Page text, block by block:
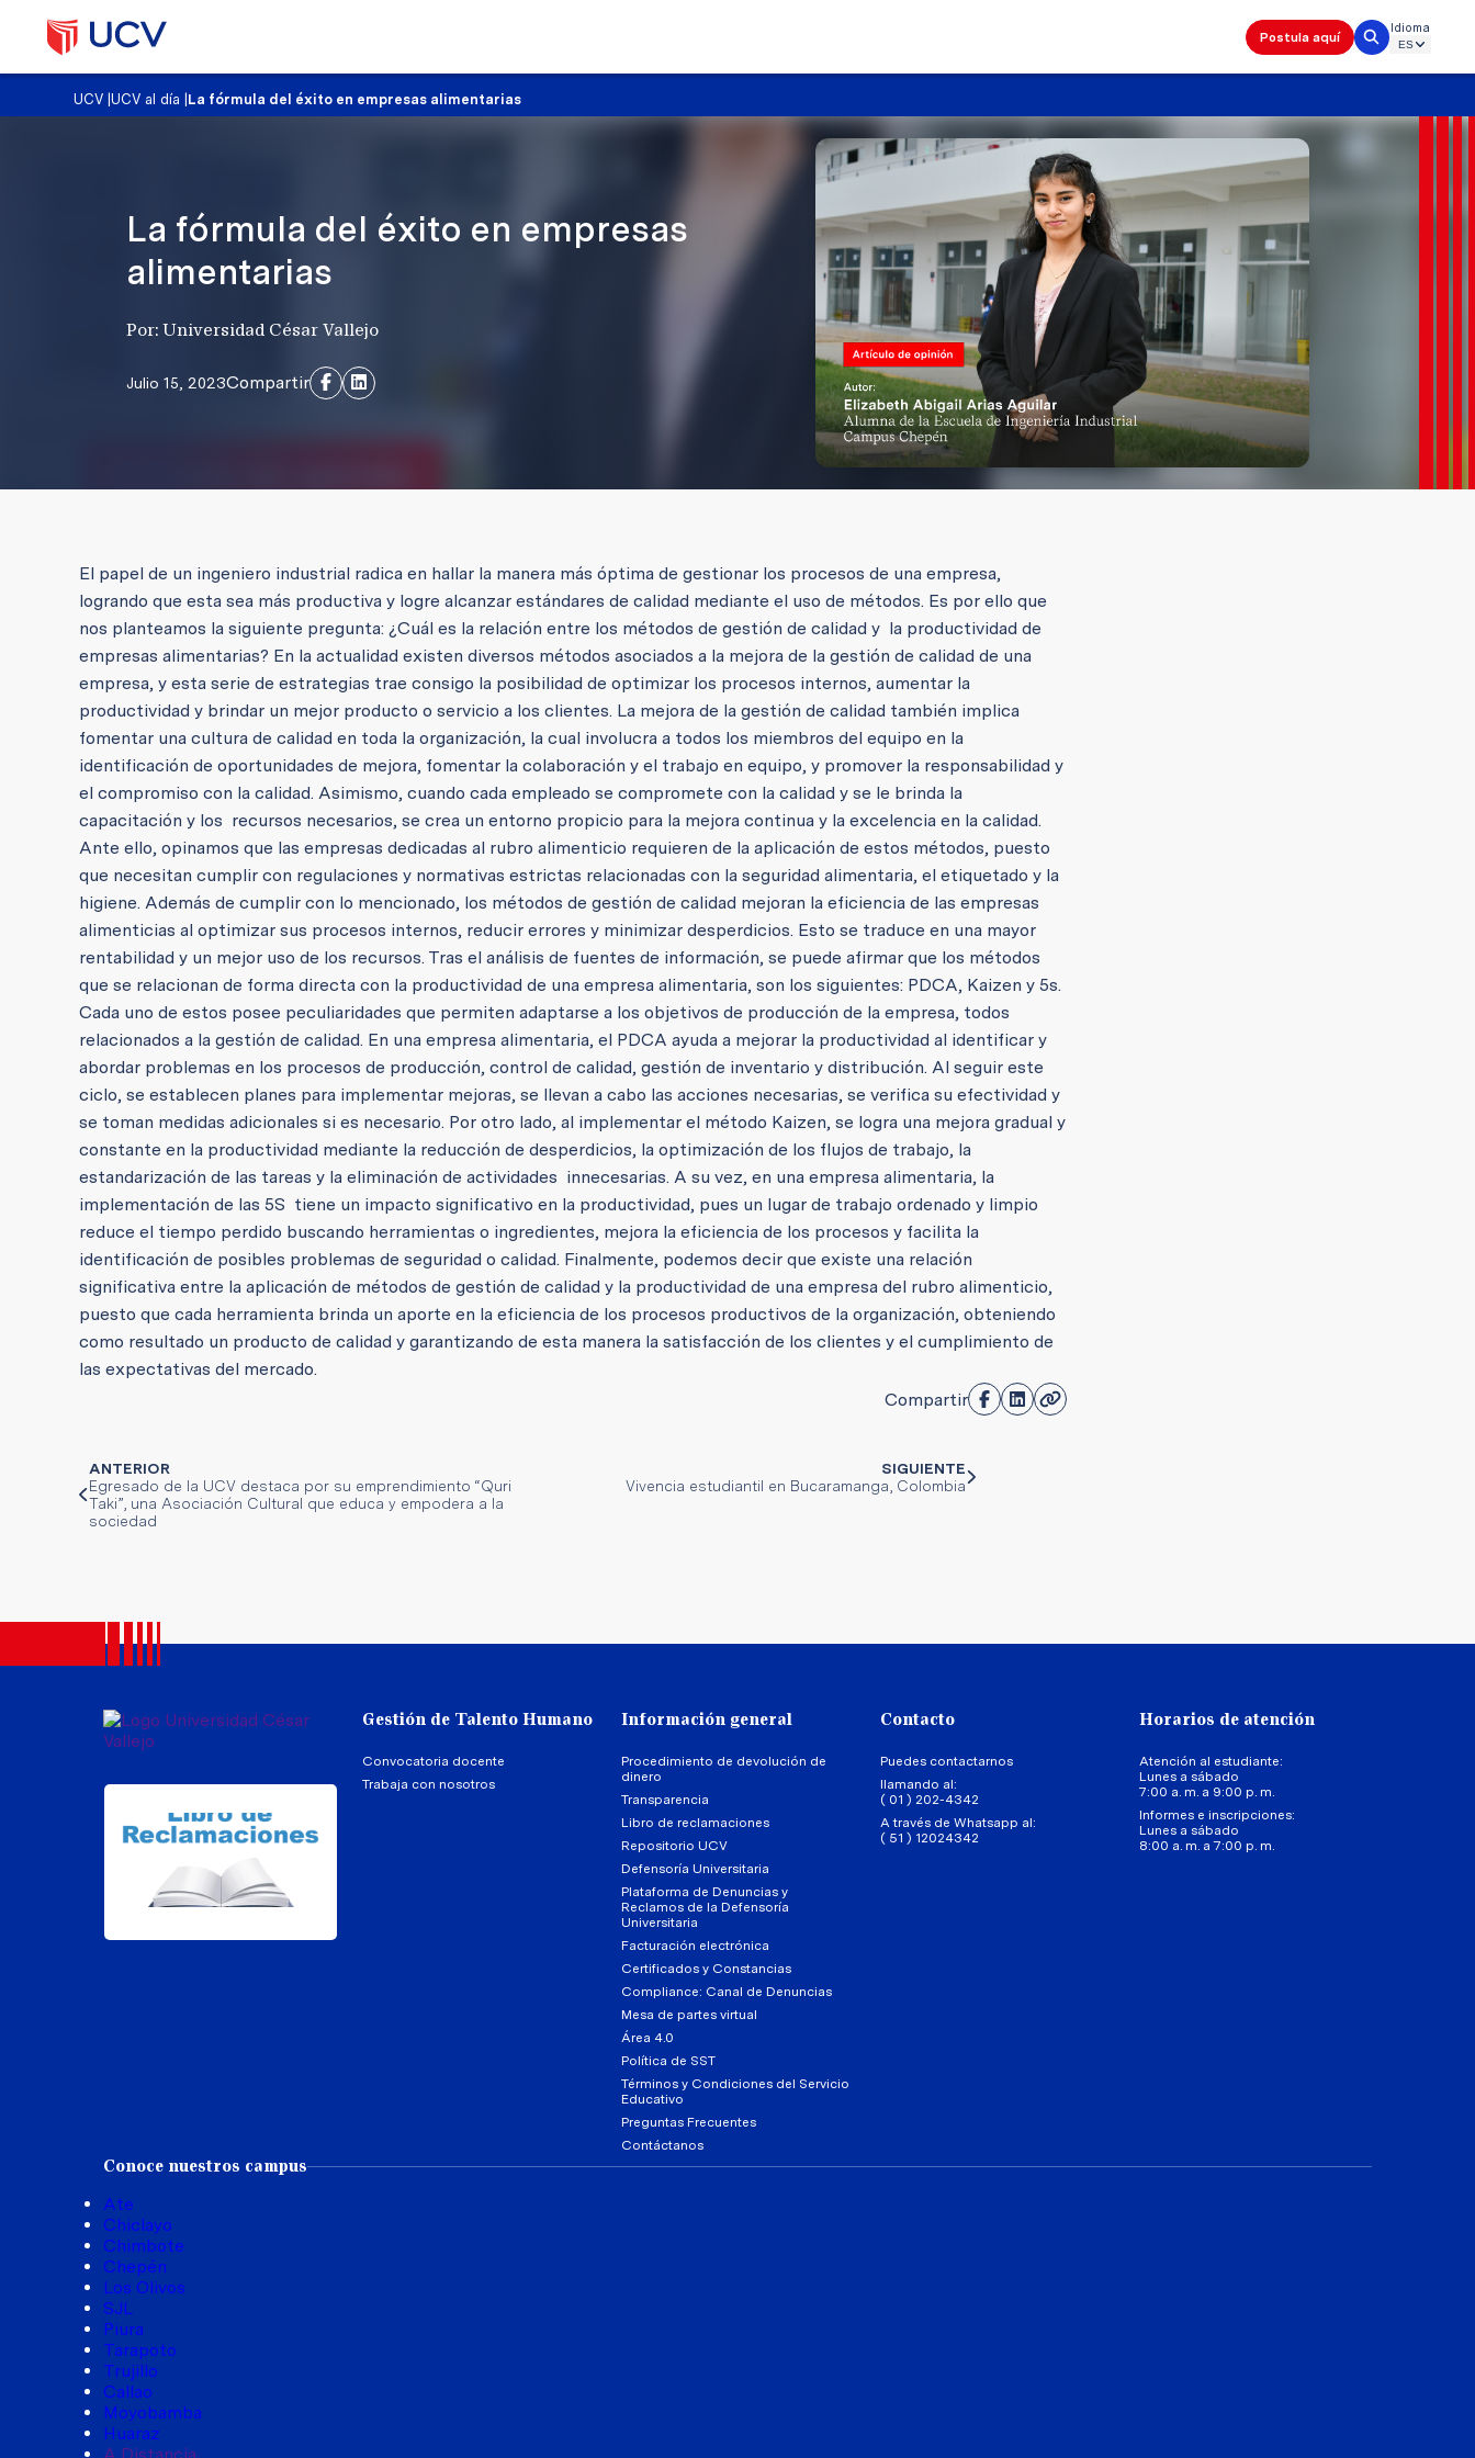
Postula aquí
Idioma
UCV |UCV al día La fórmula del éxito en empresas alimentarias
La fórmula del éxito en empresas
alimentarias
Por: Universidad César Vallejo
Julio 15, 2023Compartir
El papel de un ingeniero industrial radica en hallar la manera más óptima de gestionar los procesos de una empresa,
logrando que esta sea más productiva y logre alcanzar estándares de calidad mediante el uso de métodos. Es por ello que
nos planteamos la siguiente pregunta: ¿Cuál es la relación entre los métodos de gestión de calidad y la productividad de
empresas alimentarias? En la actualidad existen diversos métodos asociados a la mejora de la gestión de calidad de una
empresa, y esta serie de estrategias trae consigo la posibilidad de optimizar los procesos internos, aumentar la
productividad y brindar un mejor producto o servicio a los clientes. La mejora de la gestión de calidad también implica
fomentar una cultura de calidad en toda la organización, la cual involucra a todos los miembros del equipo en la
identificación de oportunidades de mejora, fomentar la colaboración y el trabajo en equipo, y promover la responsabilidad y
el compromiso con la calidad. Asimismo, cuando cada empleado se compromete con la calidad y se le brinda la
capacitación y los recursos necesarios, se crea un entorno propicio para la mejora continua y la excelencia en la calidad.
Ante ello, opinamos que las empresas dedicadas al rubro alimenticio requieren de la aplicación de estos métodos, puesto
que necesitan cumplir con regulaciones y normativas estrictas relacionadas con la seguridad alimentaria, el etiquetado y la
higiene. Además de cumplir con lo mencionado, los métodos de gestión de calidad mejoran la eficiencia de las empresas
alimenticias al optimizar sus procesos internos, reducir errores y minimizar desperdicios. Esto se traduce en una mayor
rentabilidad y un mejor uso de los recursos. Tras el análisis de fuentes de información, se puede afirmar que los métodos
que se relacionan de forma directa con la productividad de una empresa alimentaria, son los siguientes: PDCA, Kaizen y 5s.
Cada uno de estos posee peculiaridades que permiten adaptarse a los objetivos de producción de la empresa, todos
relacionados a la gestión de calidad. En una empresa alimentaria, el PDCA ayuda a mejorar la productividad al identificar y
abordar problemas en los procesos de producción, control de calidad, gestión de inventario y distribución. Al seguir este
ciclo, se establecen planes para implementar mejoras, se llevan a cabo las acciones necesarias, se verifica su efectividad y
se toman medidas adicionales si es necesario. Por otro lado, al implementar el método Kaizen, se logra una mejora gradual y
constante en la productividad mediante la reducción de desperdicios, la optimización de los flujos de trabajo, la
estandarización de las tareas y la eliminación de actividades innecesarias. A su vez, en una empresa alimentaria, la
implementación de las 5S tiene un impacto significativo en la productividad, pues un lugar de trabajo ordenado y limpio
reduce el tiempo perdido buscando herramientas o ingredientes, mejora la eficiencia de los procesos y facilita la
identificación de posibles problemas de seguridad o calidad. Finalmente, podemos decir que existe una relación
significativa entre la aplicación de métodos de gestión de calidad y la productividad de una empresa del rubro alimenticio,
puesto que cada herramienta brinda un aporte en la eficiencia de los procesos productivos de la organización, obteniendo
como resultado un producto de calidad y garantizando de esta manera la satisfacción de los clientes y el cumplimiento de
las expectativas del mercado.
Compartir
ANTERIOR
Egresado de la UCV destaca por su emprendimiento “Quri
Taki”, una Asociación Cultural que educa y empodera a la
sociedad
SIGUIENTE
Vivencia estudiantil en Bucaramanga, Colombia
Gestión de Talento Humano
Convocatoria docente
Trabaja con nosotros
Información general
Procedimiento de devolución de
dinero
Transparencia
Libro de reclamaciones
Repositorio UCV
Defensoría Universitaria
Plataforma de Denuncias y
Reclamos de la Defensoría
Universitaria
Facturación electrónica
Certificados y Constancias
Compliance: Canal de Denuncias
Mesa de partes virtual
Área 4.0
Política de SST
Términos y Condiciones del Servicio
Educativo
Preguntas Frecuentes
Contáctanos
Contacto
Puedes contactarnos
llamando al:
( 01 ) 202-4342
A través de Whatsapp al:
( 51 ) 12024342
Horarios de atención
Atención al estudiante:
Lunes a sábado
7:00 a. m. a 9:00 p. m.
Informes e inscripciones:
Lunes a sábado
8:00 a. m. a 7:00 p. m.
Conoce nuestros campus
Ate
Chiclayo
Chimbote
Chepén
Los Olivos
SJL
Piura
Tarapoto
Trujillo
Callao
Moyobamba
Huaraz